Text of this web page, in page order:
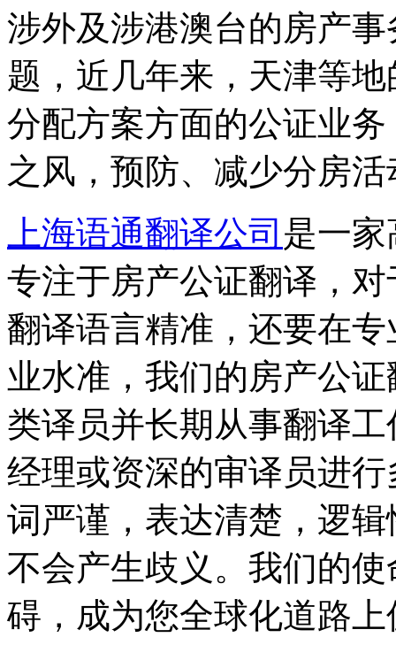
涉外及涉港澳台的房产
题，近几年来，天津等
分配方案方面的公证业
之风，预防、减少分房
上海语通翻译公司 是一
专注于房产公证翻译，
翻译语言精准，还要在
业水准，我们的房产公
类译员并长期从事翻译
经理或资深的审译员进
词严谨，表达清楚，逻
不会产生歧义。我们的
碍，成为您全球化道路